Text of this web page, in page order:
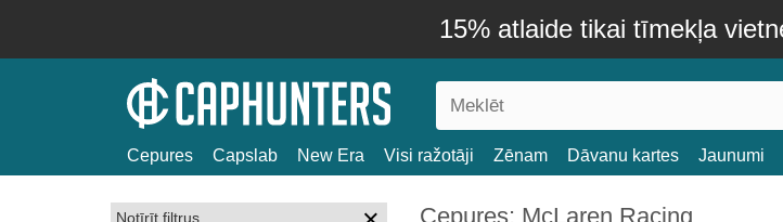
15% atlaide tikai tīmekļa
Cepures Capslab New Era Visi ražotāji Zēnam Dāvanu kartes Jaunumi
Notīrīt filtrus
Cepures: McLaren Racing